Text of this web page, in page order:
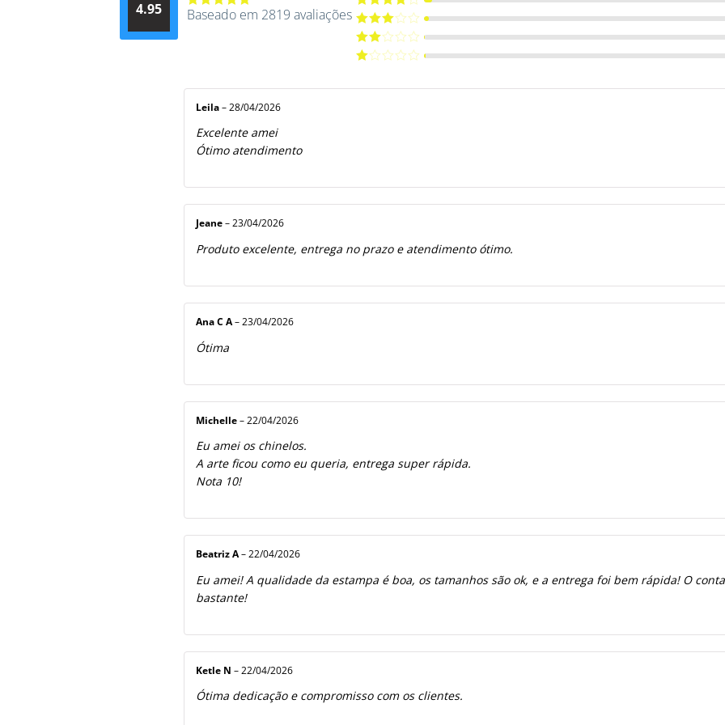
4.95
Avaliação
Baseado em 2819 avaliações de 5
Avaliação
4 de 5
Avaliação
3 de 5
Avaliação
2 de
Leila – 28/04/2026
Excelente amei
Ótimo atendimento
Jeane – 23/04/2026
Produto excelente, entrega no prazo e atendimento ótimo.
Ana C A– 23/04/2026
Ótima
Michelle – 22/04/2026
Eu amei os chinelos.
A arte ficou como eu queria, entrega super rápida.
Nota 10!
Beatriz A– 22/04/2026
Eu amei! A qualidade da estampa é boa, os tamanhos são ok, e a entrega foi bem rápida! O
bastante!
Ketle N – 22/04/2026
Ótima dedicação e compromisso com os clientes.